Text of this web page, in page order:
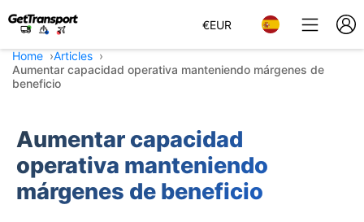
€EUR
Home
Articles
Aumentar capacidad operativa manteniendo márgenes de
beneficio
Aumentar capacidad
operativa manteniendo
márgenes de beneficio